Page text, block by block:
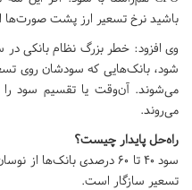
باشید نرخ تسعیر ارز پشت صورت‌ها
وی افزود: خطر بزرگ نظام بانکی در
شود، بانک‌هایی که سودشان روی
می‌شوند. آن‌وقت یا تقسیم سود را
می‌روند.
راه‌حل پایدار چیست؟
سود ۴۰ تا ۶۰ درصدی بانک‌ها
تسعیر سازگار است.